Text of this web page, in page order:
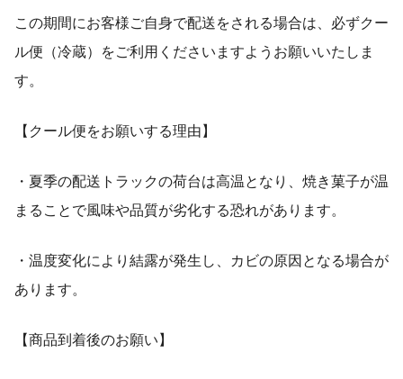
この期間にお客様ご自身で配送をされる場合は、必ずクー
ル便（冷蔵）をご利用くださいますようお願いいたしま
す。
【クール便をお願いする理由】
・夏季の配送トラックの荷台は高温となり、焼き菓子が温
まることで風味や品質が劣化する恐れがあります。
・温度変化により結露が発生し、カビの原因となる場合が
あります。
【商品到着後のお願い】